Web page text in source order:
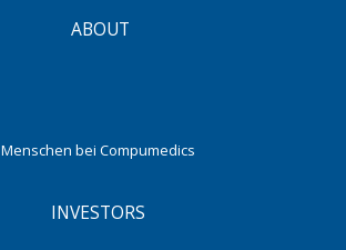
ABOUT
Menschen bei Compumedics
INVESTORS